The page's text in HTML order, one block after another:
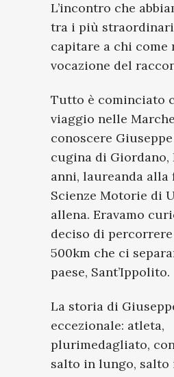
L’incontro che
tra i più straordinari
capitare a chi come
vocazione del
Tutto è cominciato
viaggio nelle
conoscere
cugina di Giordano,
anni, laureanda alla
Scienze Motorie di
allena. Eravamo
deciso di
500km che ci
paese, Sant’Ippolito.
La storia di
eccezionale: atleta,
plurimedagliato,
salto in lungo, salto